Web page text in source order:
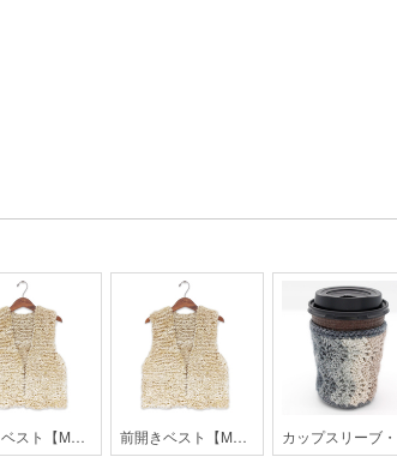
前開きベスト【MO1-24AW】 前開きベスト【MO1-24AW】